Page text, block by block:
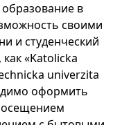
в
своими
и студенческий
как «Katolicka
univerzita
оформить